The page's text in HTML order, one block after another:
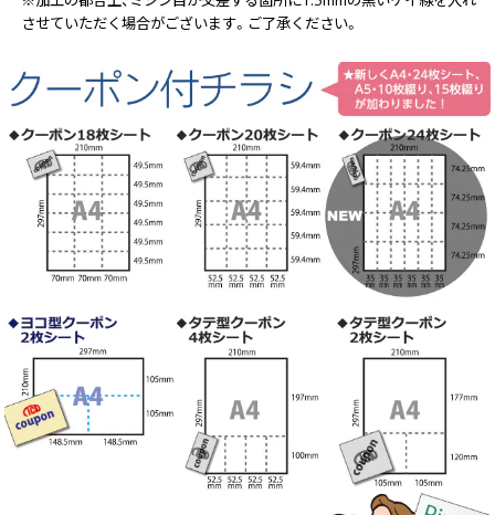
させていただく場合がございます。ご了承ください。
ユーザー登録ログイン
データ
校正・印刷
お支払い
梱包・包装
発送・配送
商品別のよくある質問
折り加工
中綴じ冊子